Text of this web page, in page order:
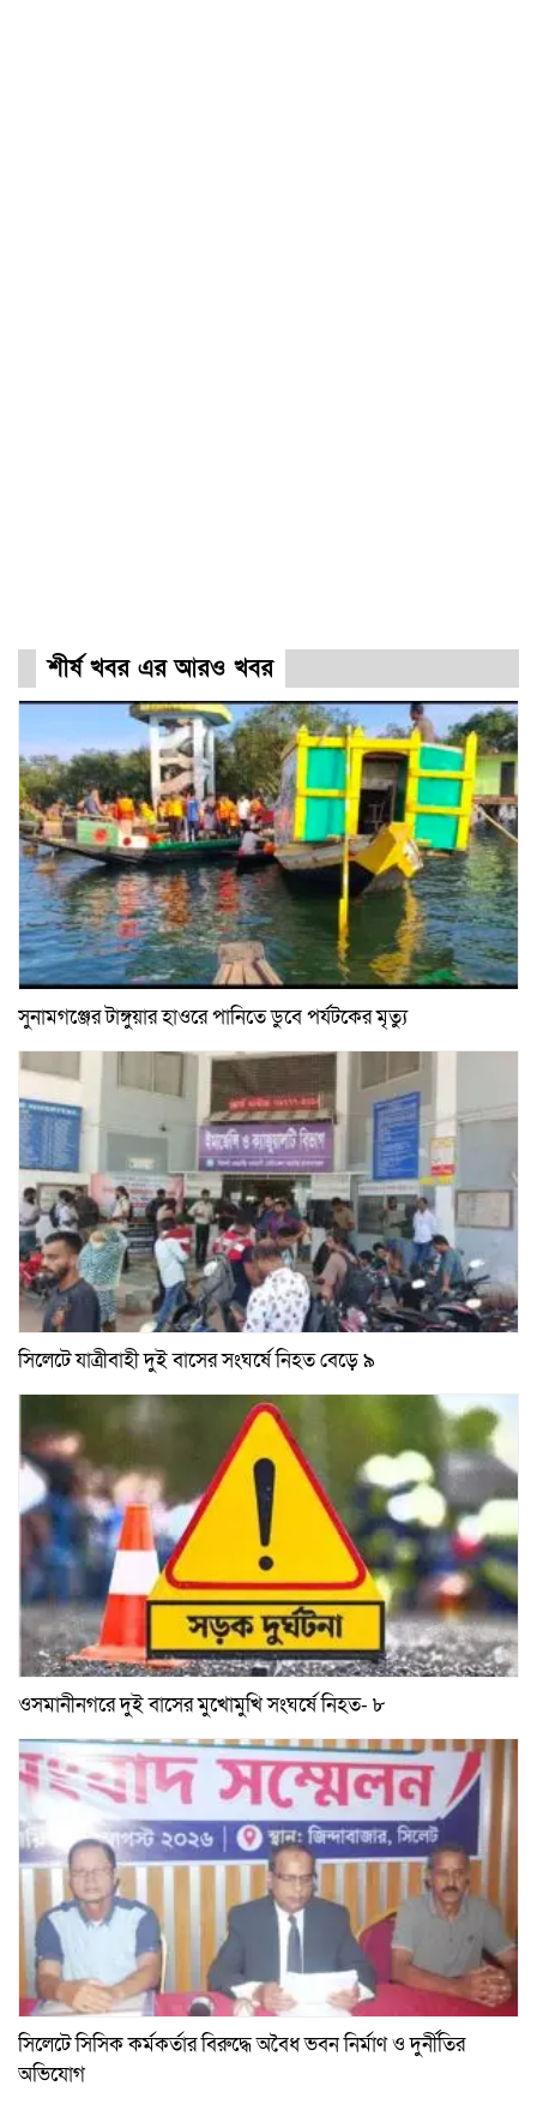
শীর্ষ খবর এর আরও খবর
সুনামগঞ্জের টাঙ্গুয়ার হাওরে পানিতে ডুবে পর্যটকের মৃত্যু
সিলেটে যাত্রীবাহী দুই বাসের সংঘর্ষে নিহত বেড়ে ৯
ওসমানীনগরে দুই বাসের মুখোমুখি সংঘর্ষে নিহত- ৮
সিলেটে সিসিক কর্মকর্তার বিরুদ্ধে অবৈধ ভবন নির্মাণ ও দুর্নীতির
অভিযোগ